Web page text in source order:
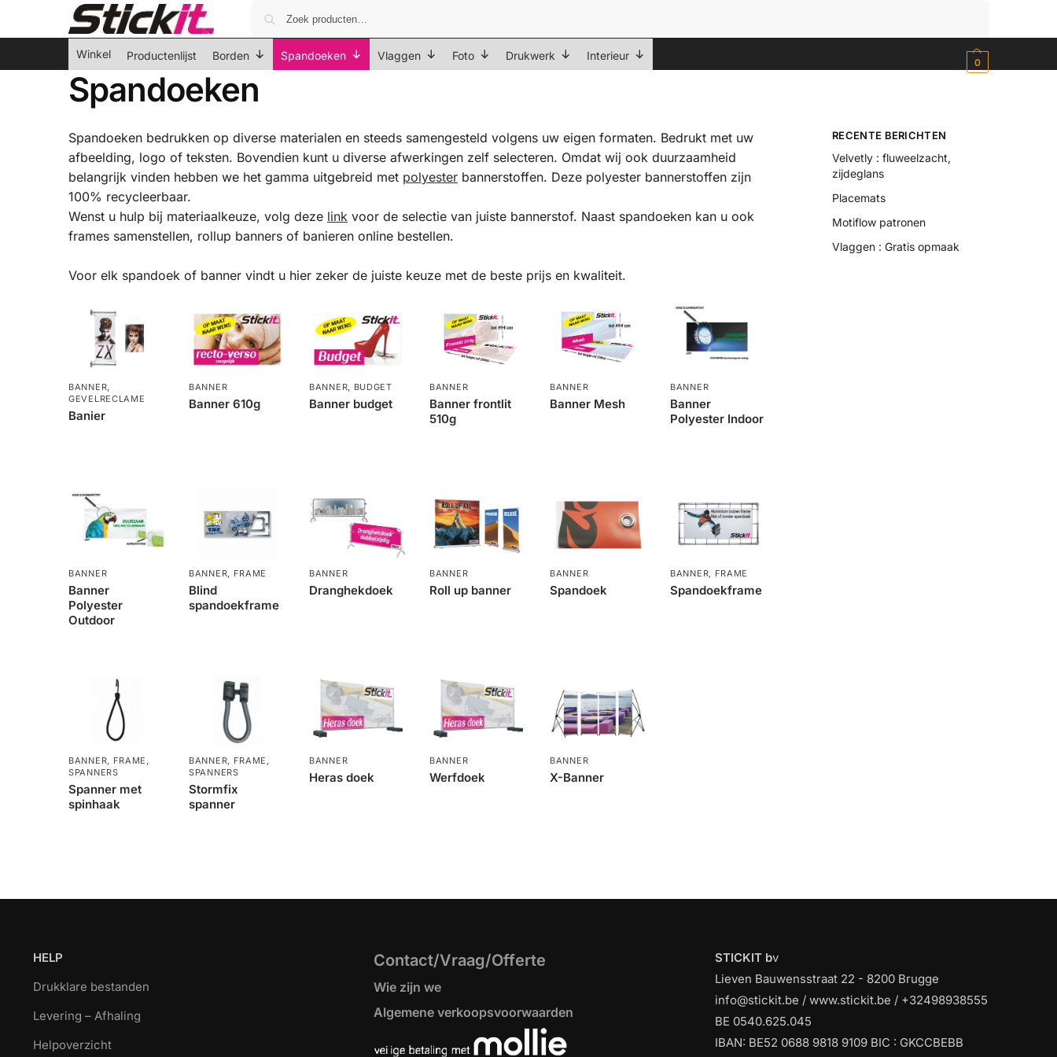
Winkel Productenlijst Borden Spandoeken Vlaggen Foto Drukwerk Interieur
0
Spandoeken
Spandoeken bedrukken op diverse materialen en steeds samengesteld volgens uw eigen formaten. Bedrukt met uw
afbeelding, logo of teksten. Bovendien kunt u diverse afwerkingen zelf selecteren. Omdat wij ook duurzaamheid
belangrijk vinden hebben we het gamma uitgebreid met polyester bannerstoffen. Deze polyester bannerstoffen zijn
100% recycleerbaar.
Wenst u hulp bij materiaalkeuze, volg deze link voor de selectie van juiste bannerstof. Naast spandoeken kan u ook
frames samenstellen, rollup banners of banieren online bestellen.
Voor elk spandoek of banner vindt u hier zeker de juiste keuze met de beste prijs en kwaliteit.
BANNER,
GEVELRECLAME
Banier
BANNER
Banner 610g
BANNER, BUDGET
Banner budget
BANNER
Banner frontlit
510g
BANNER
Banner Mesh
BANNER
Banner
Polyester Indoor
BANNER
Banner
Polyester
Outdoor
BANNER, FRAME
Blind
spandoekframe
BANNER
Dranghekdoek
BANNER
Roll up banner
BANNER
Spandoek
BANNER, FRAME
Spandoekframe
BANNER FRAME
SPANNERS
Spanner met
spinhaak
BANNER FRAME
SPANNERS
Stormfix
spanner
BANNER
Heras doek
BANNER
Werfdoek
BANNER
X-Banner
RECENTE BERICHTEN
Velvetly : fluweelzacht,
zijdeglans
Placemats
Motiflow patronen
Vlaggen : Gratis opmaak
HELP
Drukklare bestanden
Levering – Afhaling
Helpoverzicht
Contact/Vraag/Offerte
Wie zijn we
Algemene verkoopsvoorwaarden
STICKIT bv
Lieven Bauwensstraat 22 - 8200 Brugge
info@stickit.be / www.stickit.be / +32498938555
BE 0540.625.045
IBAN: BE52 0688 9818 9109 BIC : GKCCBEBB